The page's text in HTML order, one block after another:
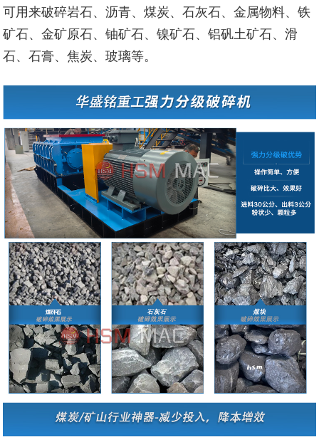
可用来破碎岩石、沥青、煤炭、石灰石、金属物料、铁
矿石、金矿原石、铀矿石、镍矿石、铝矾土矿石、滑
石、石膏、焦炭、玻璃等。